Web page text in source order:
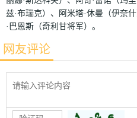
兹·布瑞克）、阿米塔·休曼（伊奈
·巴恩斯（奇利甘将军）。
网友评论